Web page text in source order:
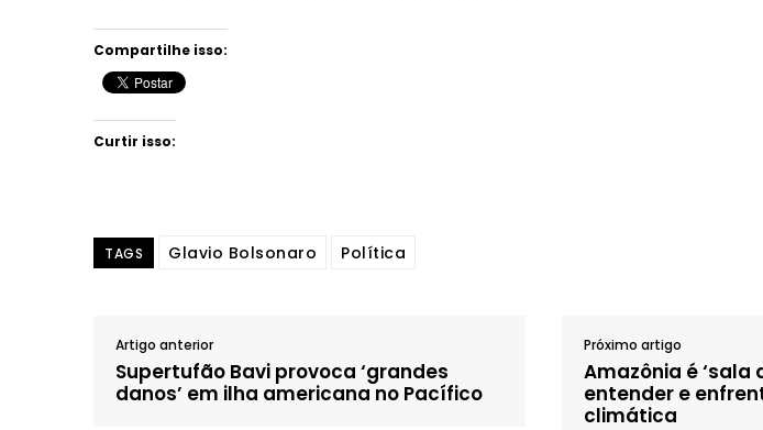
Compartilhe isso:
Curtir isso:
TAGS Glavio Bolsonaro Política
Artigo anterior
Supertufão Bavi provoca ‘grandes
danos’ em ilha americana no Pacífico
Próximo artigo
Amazônia é ‘sala
entender e
climática